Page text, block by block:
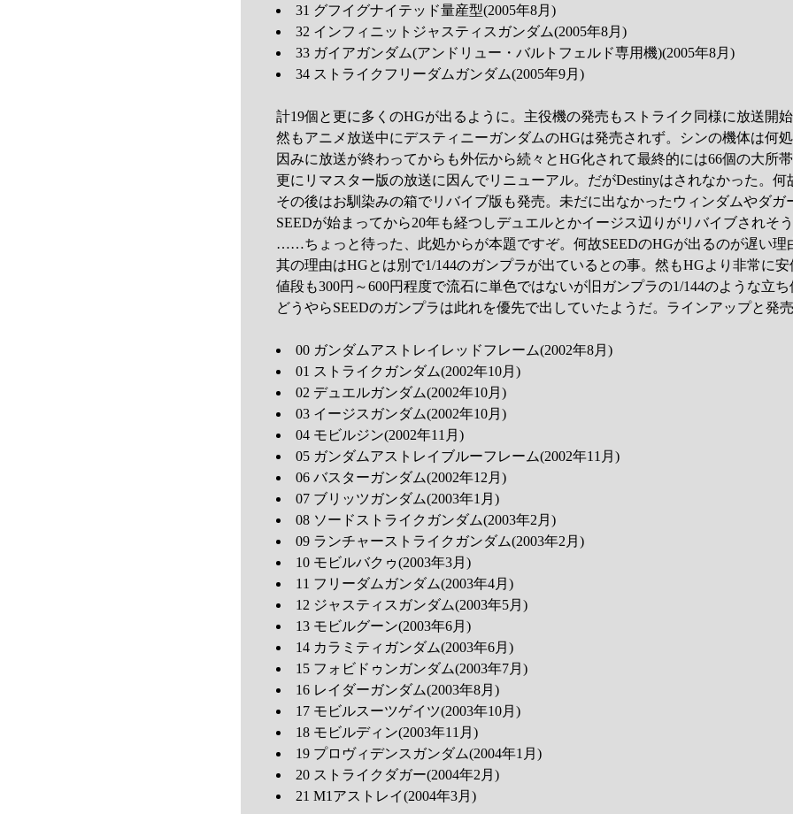
31 グフイグナイテッド量産型(2005年8月)
32 インフィニットジャスティスガンダム(2005年8月)
33 ガイアガンダム(アンドリュー・バルトフェルド専用機)(2005年8月)
34 ストライクフリーダムガンダム(2005年9月)
計19個と更に多くのHGが出るように。主役機の発売もストライク同様に放送開始
然もアニメ放送中にデスティニーガンダムのHGは発売されず。シンの機体は何処
因みに放送が終わってからも外伝から続々とHG化されて最終的には66個の大所帯
更にリマスター版の放送に因んでリニューアル。だがDestinyはされなかった。何
その後はお馴染みの箱でリバイブ版も発売。未だに出なかったウィンダムやダガ
SEEDが始まってから20年も経つしデュエルとかイージス辺りがリバイブされそう
……ちょっと待った、此処からが本題ですぞ。何故SEEDのHGが出るのが遅い理
其の理由はHGとは別で1/144のガンプラが出ているとの事。然もHGより非常に安
値段も300円～600円程度で流石に単色ではないが旧ガンプラの1/144のような立ち
どうやらSEEDのガンプラは此れを優先で出していたようだ。ラインアップと発
00 ガンダムアストレイレッドフレーム(2002年8月)
01 ストライクガンダム(2002年10月)
02 デュエルガンダム(2002年10月)
03 イージスガンダム(2002年10月)
04 モビルジン(2002年11月)
05 ガンダムアストレイブルーフレーム(2002年11月)
06 バスターガンダム(2002年12月)
07 ブリッツガンダム(2003年1月)
08 ソードストライクガンダム(2003年2月)
09 ランチャーストライクガンダム(2003年2月)
10 モビルバクゥ(2003年3月)
11 フリーダムガンダム(2003年4月)
12 ジャスティスガンダム(2003年5月)
13 モビルグーン(2003年6月)
14 カラミティガンダム(2003年6月)
15 フォビドゥンガンダム(2003年7月)
16 レイダーガンダム(2003年8月)
17 モビルスーツゲイツ(2003年10月)
18 モビルディン(2003年11月)
19 プロヴィデンスガンダム(2004年1月)
20 ストライクダガー(2004年2月)
21 M1アストレイ(2004年3月)